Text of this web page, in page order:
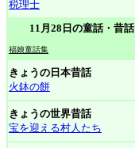
税理士
11月28日の童話・昔話
福娘童話集
きょうの日本昔話
火鉢の餅
きょうの世界昔話
宝を迎える村人たち